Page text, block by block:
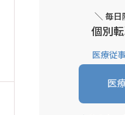
＼ 毎日
個別
医療従
医